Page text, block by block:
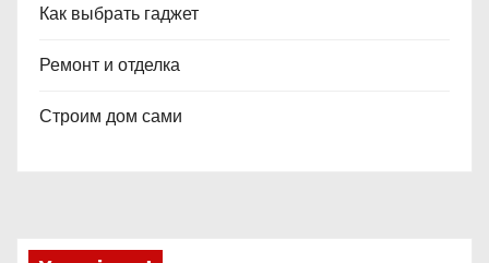
Как выбрать гаджет
Ремонт и отделка
Строим дом сами